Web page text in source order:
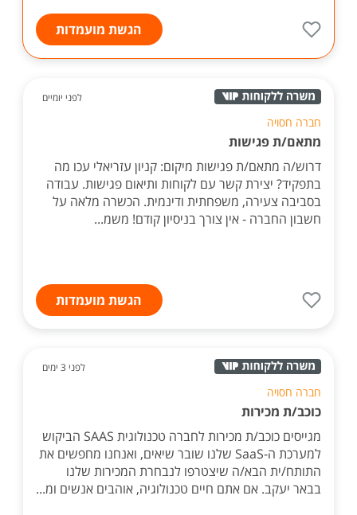
הגשת מועמדות
לפני יומיים
חברה חסויה
מתאם/ת פגישות
דרוש/ה מתאם/ת פגישות מיקום: קניון עזריאלי עכו מה
בתפקיד? יצירת קשר עם לקוחות ותיאום פגישות. עבודה
בסביבה צעירה, משפחתית ודינמית. הכשרה מלאה על
חשבון החברה - אין צורך בניסיון קודם! משמ...
הגשת מועמדות
לפני 3 ימים
חברה חסויה
כוכב/ת מכירות
מגייסים כוכב/ת מכירות לחברה טכנולוגית SAAS הביקוש
למערכת ה-SaaS שלנו שובר שיאים, ואנחנו מחפשים את
התותח/ית הבא/ה שיצטרפו לנבחרת המכירות שלנו
בבאר יעקב. אם אתם חיים טכנולוגיה, אוהבים אנשים ומ...